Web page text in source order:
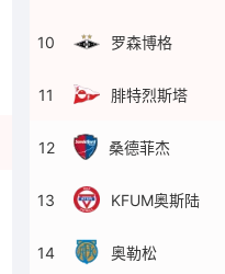
10 罗森博格
11 腓特烈斯塔
12 桑德菲杰
13 KFUM奥斯陆
14 奥勒松